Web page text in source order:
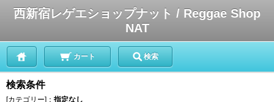
西新宿レゲエショップナット / Reggae Shop
NAT
カート 検索
検索条件
[カテゴリー]： 指定なし